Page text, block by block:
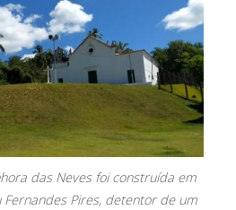
das Neves foi construída em
Pires, detentor de um